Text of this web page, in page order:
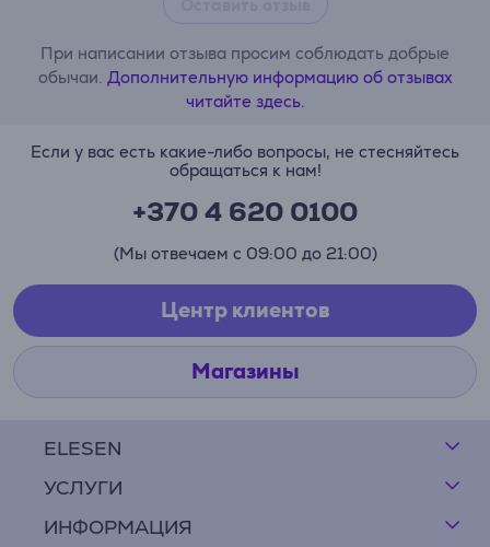
При написании отзыва просим соблюдать добрые
обычаи. Дополнительную информацию об отзывах
читайте здесь.
ELESEN
УСЛУГИ
ИНФОРМАЦИЯ
Если у вас есть какие-либо вопросы, не стесняйтесь
обращаться к нам!
+370 4 620 0100
(Мы отвечаем с 09:00 до 21:00)
Центр клиентов
Магазины